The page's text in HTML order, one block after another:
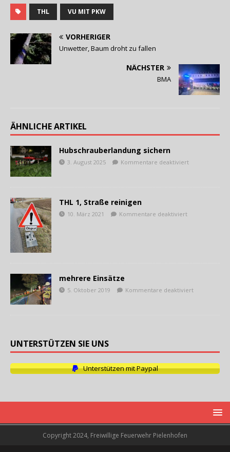
THL VU MIT PKW
VORHERIGER
Unwetter, Baum droht zu fallen
NÄCHSTER
BMA
ÄHNLICHE ARTIKEL
Hubschrauberlandung sichern
3. August 2025 Kommentare deaktiviert
THL 1, Straße reinigen
10. März 2021 Kommentare deaktiviert
mehrere Einsätze
5. Oktober 2019 Kommentare deaktiviert
UNTERSTÜTZEN SIE UNS
Unterstützen mit Paypal
Copyright 2024, Freiwillige Feuerwehr Pielenhofen